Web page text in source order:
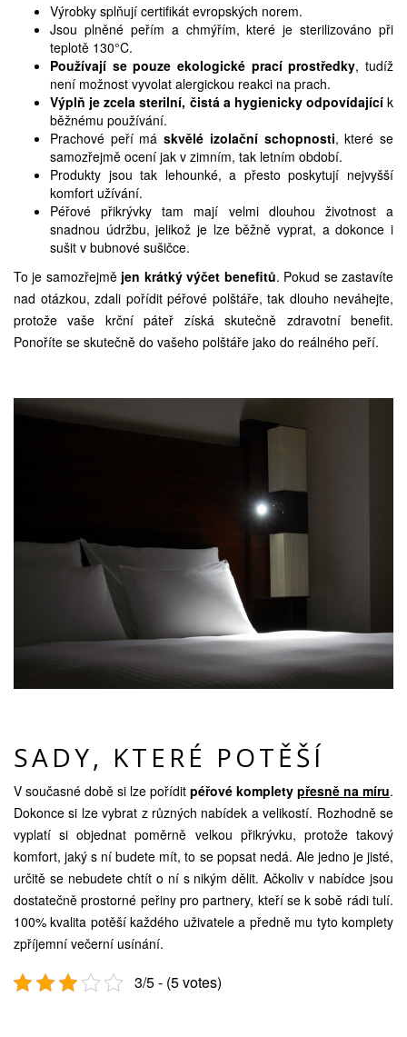
Výrobky splňují certifikát evropských norem.
Jsou plněné peřím a chmýřím, které je sterilizováno při
teplotě 130°C.
Používají se pouze ekologické prací prostředky, tudíž
není možnost vyvolat alergickou reakci na prach.
Výplň je zcela sterilní, čistá a hygienicky odpovídajícík
běžnému používání.
Prachové peří máskvělé izolační schopnosti, které se
samozřejmě ocení jak v zimním, tak letním období.
Produkty jsou tak lehounké, a přesto poskytují nejvyšší
komfort užívání.
Péřové přikrývky tam mají velmi dlouhou životnost a
snadnou údržbu, jelikož je lze běžně vyprat, a dokonce i
sušit v bubnové sušičce.
To je samozřejmě jen krátký výčet benefitů. Pokud se zastavíte
nad otázkou, zdali pořídit péřové polštáře, tak dlouho neváhejte,
protože vaše krční páteř získá skutečně zdravotní benefit.
Ponoříte se skutečně do vašeho polštáře jako do reálného peří.
SADY, KTERÉ POTĚŠÍ
V současné době si lze pořídit péřové komplety přesně na míru.
Dokonce si lze vybrat z různých nabídek a velikostí. Rozhodně se
vyplatí si objednat poměrně velkou přikrývku, protože takový
komfort, jaký s ní budete mít, to se popsat nedá. Ale jedno je jisté,
určitě se nebudete chtít o ní s nikým dělit. Ačkoliv v nabídce jsou
dostatečně prostorné peřiny pro partnery, kteří se k sobě rádi tulí.
100% kvalita potěší každého uživatele a předně mu tyto komplety
zpříjemní večerní usínání.
3/5 - (5 votes)